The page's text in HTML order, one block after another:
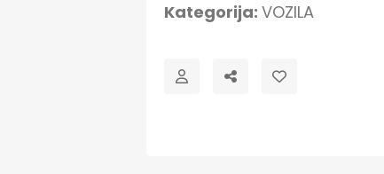
Kategorija: VOZILA